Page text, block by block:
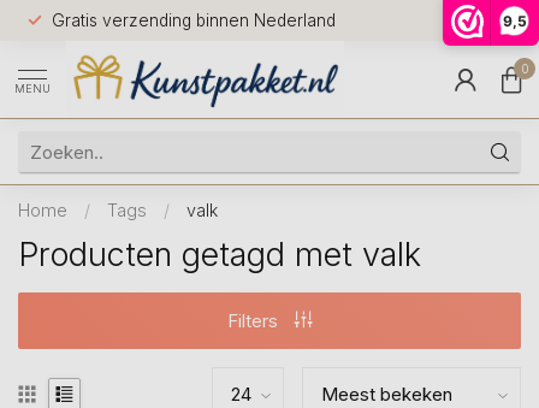
9,5
Gratis verzending binnen Nederland
Voor
huis
9.5
MENU
0
Home / Tags / valk
Producten getagd met valk
Filters